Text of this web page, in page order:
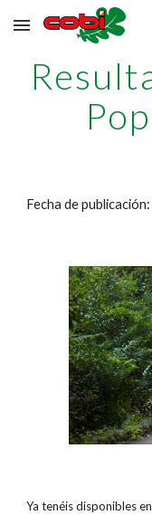
Skip to main content
Fecha de
Ya tenéis disponibles